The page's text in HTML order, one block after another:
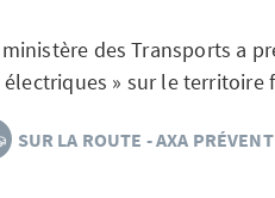
ministère des Transports a
» sur le territoire
SUR LA ROUTE - AXA